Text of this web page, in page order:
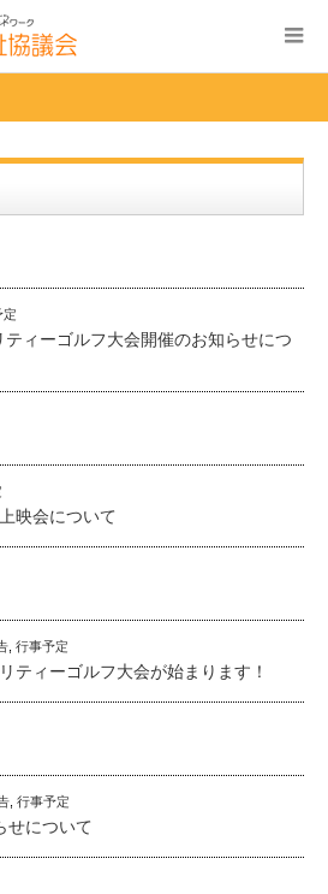
定
ィーゴルフ大会開催のお知らせにつ
映会について
行事予定
ティーゴルフ大会が始まります！
行事予定
せについて